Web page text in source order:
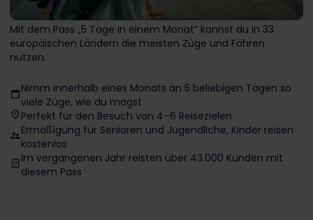
Mit dem Pass „5 Tage in einem Monat“ kannst du in 33
europäischen Ländern die meisten Züge und Fähren
nutzen.
Nimm innerhalb eines Monats an 5 beliebigen Tagen so
viele Züge, wie du magst
Perfekt für den Besuch von 4–6 Reisezielen
Ermäßigung für Senioren und Jugendliche, Kinder reisen
kostenlos
Im vergangenen Jahr reisten über 43.000 Kunden mit
diesem Pass